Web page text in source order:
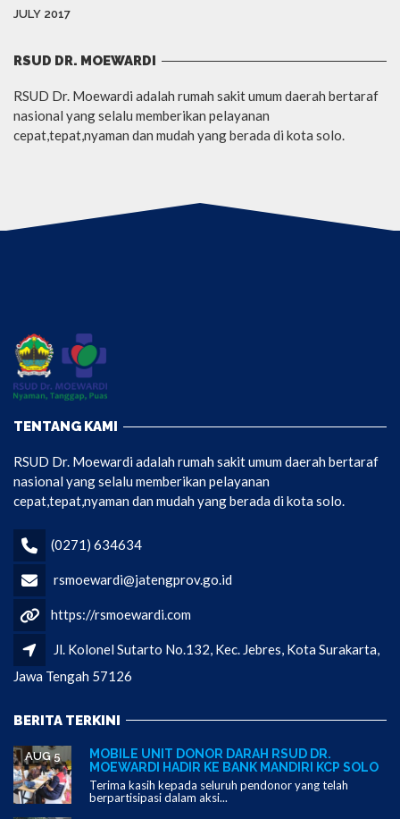
JULY 2017
RSUD DR. MOEWARDI
RSUD Dr. Moewardi adalah rumah sakit umum daerah bertaraf
nasional yang selalu memberikan pelayanan
cepat,tepat,nyaman dan mudah yang berada di kota solo.
TENTANG KAMI
RSUD Dr. Moewardi adalah rumah sakit umum daerah bertaraf
nasional yang selalu memberikan pelayanan
cepat,tepat,nyaman dan mudah yang berada di kota solo.
(0271) 634634
rsmoewardi@jatengprov.go.id
https://rsmoewardi.com
Jl. Kolonel Sutarto No.132, Kec. Jebres, Kota Surakarta,
Jawa Tengah 57126
BERITA TERKINI
MOBILE UNIT DONOR DARAH RSUD DR.
MOEWARDI HADIR KE BANK MANDIRI KCP SOLO
AUG 5
Terima kasih kepada seluruh pendonor yang telah
berpartisipasi dalam aksi...